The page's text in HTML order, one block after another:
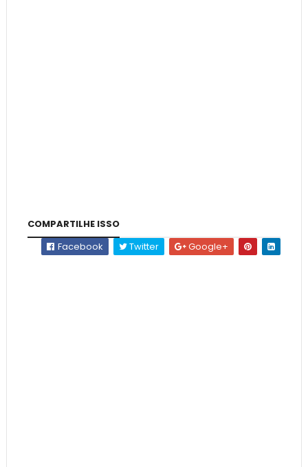
COMPARTILHE ISSO
Facebook
Twitter Google+